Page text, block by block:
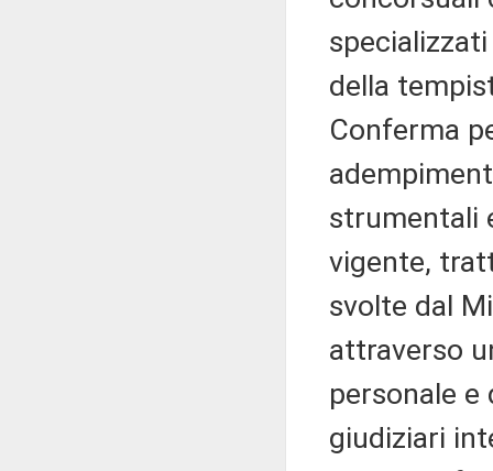
della
Conferma
strumentali
vigente,
svolte dal
attraverso
personale
giudiziari